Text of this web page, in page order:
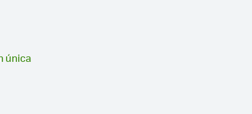
única